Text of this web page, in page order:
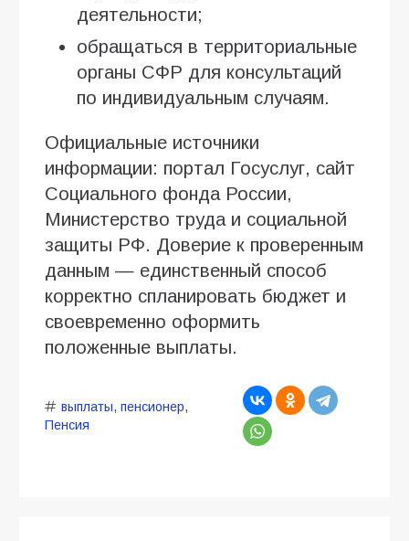
деятельности;
обращаться в территориальные
органы СФР для консультаций
по индивидуальным случаям.
Официальные источники
информации: портал Госуслуг, сайт
Социального фонда России,
Министерство труда и социальной
защиты РФ. Доверие к проверенным
данным — единственный способ
корректно спланировать бюджет и
своевременно оформить
положенные выплаты.
выплаты, пенсионер,
Пенсия